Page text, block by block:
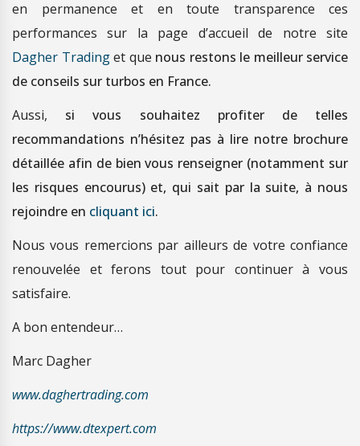
en permanence et en toute transparence ces
performances sur la page d’accueil de notre site
Dagher Tradinget que nous restons le meilleur service
de conseils sur turbos en France.
Aussi, si vous souhaitez profiter de telles
recommandations n’hésitez pas à lire notre brochure
détaillée afin de bien vous renseigner (notamment sur
les risques encourus) et, qui sait par la suite, à nous
rejoindre en cliquant ici.
Nous vous remercions par ailleurs de votre confiance
renouvelée et ferons tout pour continuer à vous
satisfaire.
A bon entendeur…
Marc Dagher
www.daghertrading.com
https://www.dtexpert.com